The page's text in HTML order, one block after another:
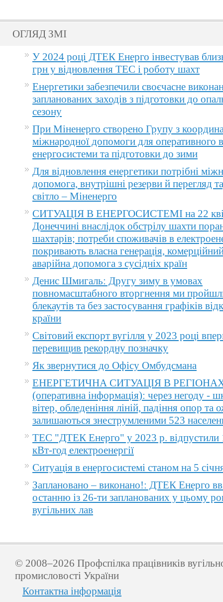
ОГЛЯД ЗМІ
У 2024 році ДТЕК Енерго інвестував
грн у відновлення ТЕС і роботу шахт
Енергетики забезпечили своєчасне
запланованих заходів з підготовки до
сезону
При Міненерго створено Групу з
міжнародної допомоги для оперативного
енергосистеми та підготовки до зими
Для відновлення енергетики потрібні
допомога, внутрішні резерви й перегляд
світло – Міненерго
СИТУАЦІЯ В ЕНЕРГОСИСТЕМІ на 22
Донеччині внаслідок обстрілу шахти
шахтарів; потреби споживачів в
покривають власна генерація,
аварійна допомога з сусідніх країн
Денис Шмигаль: Другу зиму в умовах
повномасштабного вторгнення ми
блекаутів та без застосування графіків
країни
Світовий експорт вугілля у 2023 році
перевищив рекордну позначку
Як звернутися до Офісу Омбудсмана
ЕНЕРГЕТИЧНА СИТУАЦІЯ В
(оперативна інформація): через негоду -
вітер, обледеніння ліній, падіння опор та
залишаються знеструмленими 523
ТЕС "ДТЕК Енерго" у 2023 р. відпустили
кВт-год електроенергії
Ситуація в енергосистемі станом на 5
Заплановано – виконано!: ДТЕК Енерго
останню із 26-ти запланованих у цьому
вугільних лав
© 2008–2026 Профспілка працівників
промисловості України
Контактна інформація